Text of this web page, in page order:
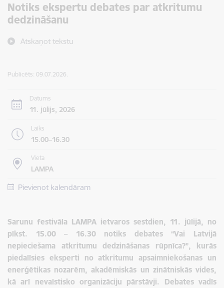
Notiks ekspertu debates par atkritumu
dedzināšanu
Atskaņot tekstu
Publicēts: 09.07.2026.
Datums
11. jūlijs, 2026
Laiks
15.00–16.30
Vieta
LAMPA
Pievienot kalendāram
Sarunu festivāla LAMPA ietvaros sestdien, 11. jūlijā, no
plkst. 15.00 – 16.30 notiks debates “Vai Latvijā
nepieciešama atkritumu dedzināšanas rūpnīca?”, kurās
piedalīsies eksperti no atkritumu apsaimniekošanas un
enerģētikas nozarēm, akadēmiskās un zinātniskās vides,
kā arī nevalstisko organizāciju pārstāvji. Debates vadīs